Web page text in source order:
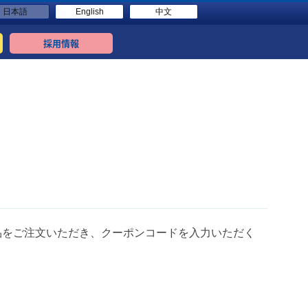
日本語 English 中文
採用情報
ご注文いただき、クーポンコードを入力いただく